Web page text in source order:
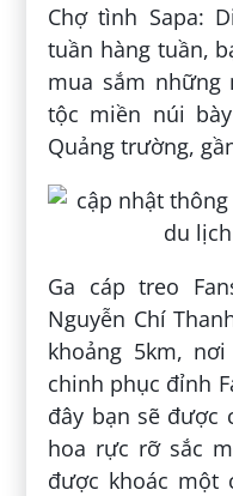
Chợ tình Sapa:
tuần hàng tuần,
mua sắm
tộc miền núi
Quảng trường,
Ga cáp treo
Nguyễn Chí
khoảng 5km,
chinh phục đỉnh
đây bạn sẽ được
hoa rực rỡ sắc
được khoác một